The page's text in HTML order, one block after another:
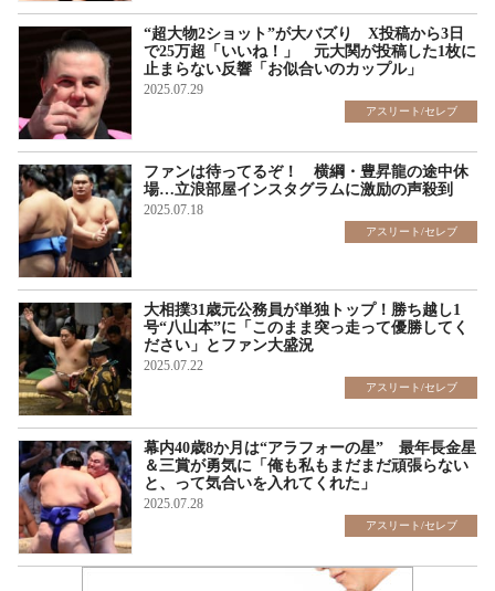
“超大物2ショット”が大バズり X投稿から3日
で25万超「いいね！」 元大関が投稿した1枚に
止まらない反響「お似合いのカップル」
2025.07.29
アスリート/セレブ
ファンは待ってるぞ！ 横綱・豊昇龍の途中休
場…立浪部屋インスタグラムに激励の声殺到
2025.07.18
アスリート/セレブ
大相撲31歳元公務員が単独トップ！勝ち越し1
号“八山本”に「このまま突っ走って優勝してく
ださい」とファン大盛況
2025.07.22
アスリート/セレブ
幕内40歳8か月は“アラフォーの星” 最年長金星
＆三賞が勇気に「俺も私もまだまだ頑張らない
と、って気合いを入れてくれた」
2025.07.28
アスリート/セレブ